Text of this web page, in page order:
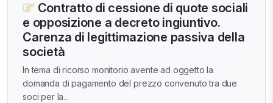
Contratto di cessione di quote sociali
e opposizione a decreto ingiuntivo.
Carenza di legittimazione passiva della
società
In tema di ricorso monitorio avente ad oggetto la
domanda di pagamento del prezzo convenuto tra due
soci per la...